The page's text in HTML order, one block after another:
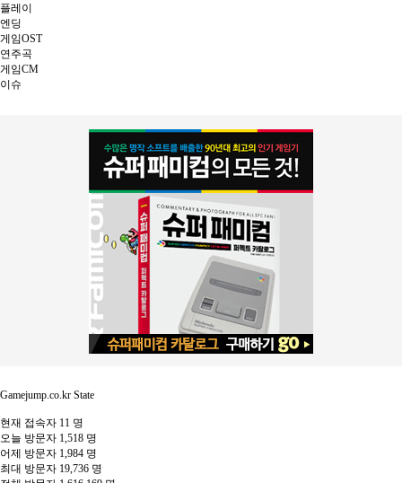
플레이
엔딩
게임OST
연주곡
게임CM
이슈
Gamejump.co.kr State
현재 접속자 11 명
오늘 방문자 1,518 명
어제 방문자 1,984 명
최대 방문자 19,736 명